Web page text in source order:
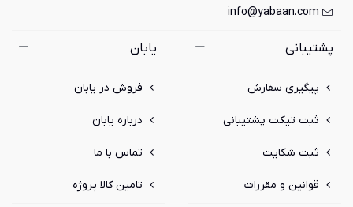
info@yabaan.com
پشتیبانی
پیگیری سفارش
ثبت تیکت پشتیبانی
ثبت شکایت
قوانین و مقررات
یابان
فروش در یابان
درباره یابان
تماس با ما
تامین کالا پروژه